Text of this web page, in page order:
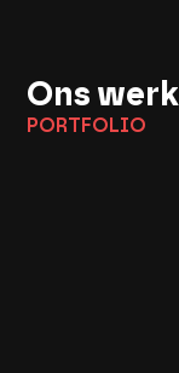
Ons werk
PO RT FO LIO